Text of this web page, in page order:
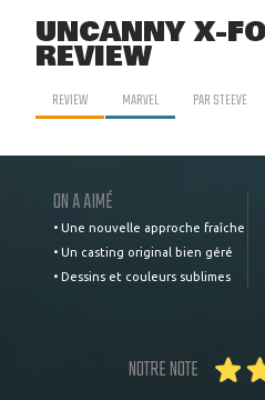
UNCANNY X-
REVIEW
REVIEW MARVEL PARSTEEVE
ON A AIMÉ
• Une nouvelle approche fraîche
• Un casting original bien géré
• Dessins et couleurs sublimes
NOTRE NOTE